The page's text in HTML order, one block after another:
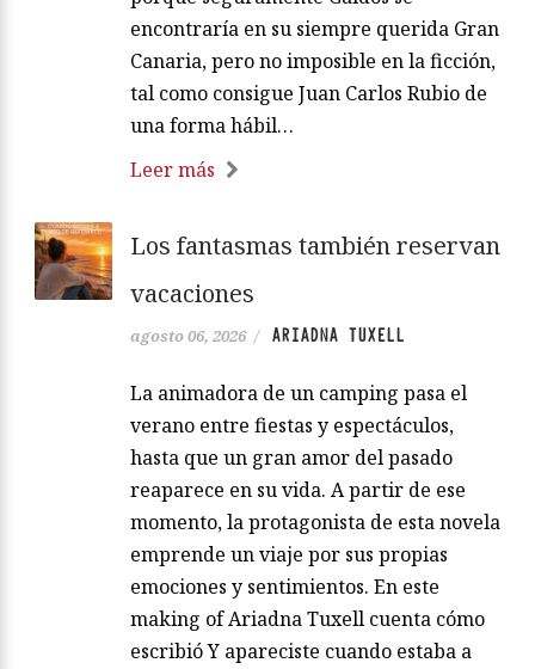
encontraría en su siempre querida Gran
Canaria, pero no imposible en la ficción,
tal como consigue Juan Carlos Rubio de
una forma hábil…
Leer más
Los fantasmas también reservan
vacaciones
agosto 06, 2026 / ARIADNA TUXELL
La animadora de un camping pasa el
verano entre fiestas y espectáculos,
hasta que un gran amor del pasado
reaparece en su vida. A partir de ese
momento, la protagonista de esta novela
emprende un viaje por sus propias
emociones y sentimientos. En este
making of Ariadna Tuxell cuenta cómo
escribió Y apareciste cuando estaba a